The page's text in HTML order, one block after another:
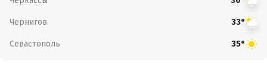
Чернигов 33°
Севастополь 35°